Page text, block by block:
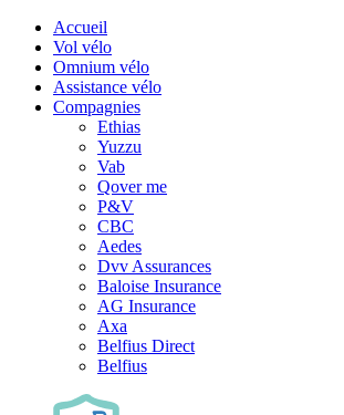
Accueil
Vol vélo
Omnium vélo
Assistance vélo
Compagnies
Ethias
Yuzzu
Vab
Qover me
P&V
CBC
Aedes
Dvv Assurances
Baloise Insurance
AG Insurance
Axa
Belfius Direct
Belfius